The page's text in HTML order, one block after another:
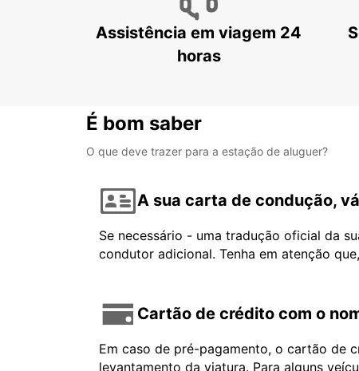
Assistência em viagem 24
horas
É bom saber
O que deve trazer para a estação de aluguer?
A sua carta de condução,
Se necessário - uma tradução oficial da
condutor adicional. Tenha em atenção
Cartão de crédito com o
Em caso de pré-pagamento, o cartão de
levantamento da viatura. Para alguns